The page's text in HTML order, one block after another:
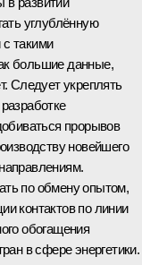
углублённую
такими
большие данные,
Следует укреплять
прорывов
новейшего
по обмену опытом,
контактов по линии
обогащения
в сфере энергетики.